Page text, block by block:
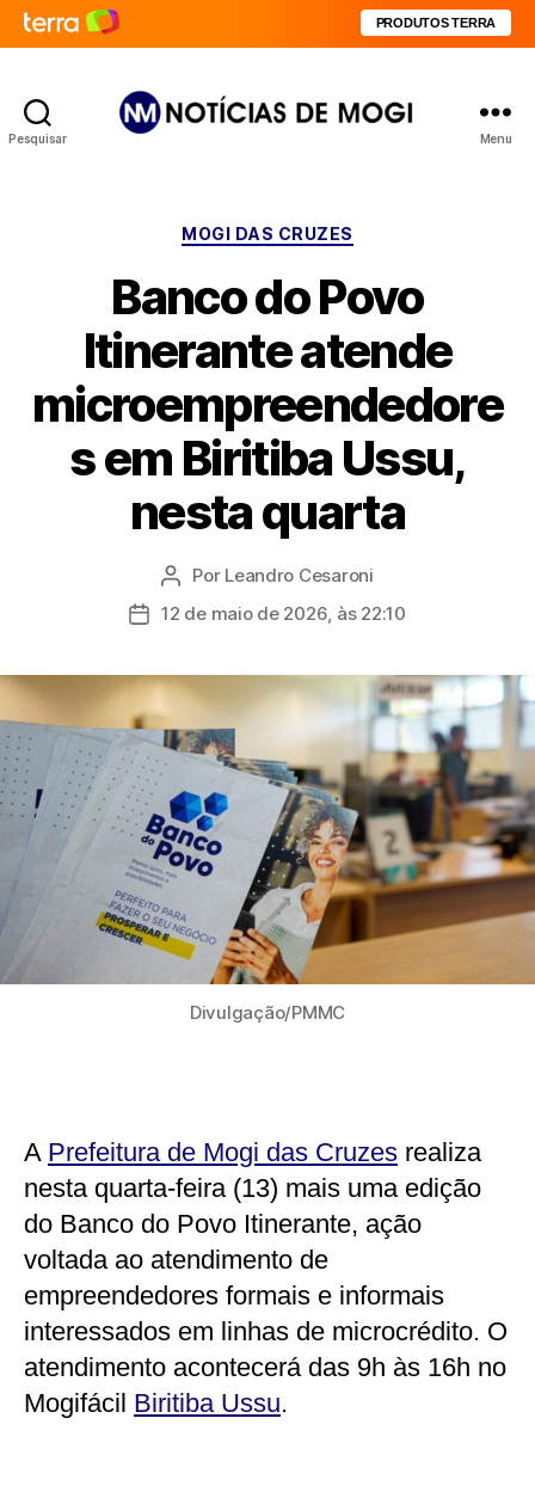
PRODUTOS TERRA
Pesquisar Menu
Categorias
MOGI DAS CRUZES
Banco do Povo
Itinerante atende
microempreendedore
s em Biritiba Ussu,
nesta quarta
Autor
do
Por Leandro Cesaroni
Data12 de maio de 2026, às 22:10
Divulgação/PMMC
A Prefeitura de Mogi das Cruzes realiza
nesta quarta-feira (13) mais uma edição
do Banco do Povo Itinerante, ação
voltada ao atendimento de
empreendedores formais e informais
interessados em linhas de microcrédito. O
atendimento acontecerá das 9h às 16h no
Mogifácil Biritiba Ussu.